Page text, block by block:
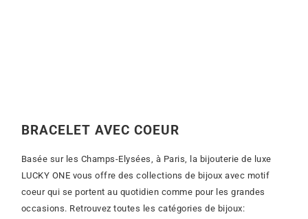
BRACELET AVEC COEUR
Basée sur les Champs-Elysées, à Paris, la bijouterie de luxe
LUCKY ONE vous offre des collections de bijoux avec motif
coeur qui se portent au quotidien comme pour les grandes
occasions. Retrouvez toutes les catégories de bijoux: